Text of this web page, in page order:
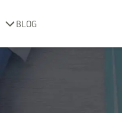
BLOG